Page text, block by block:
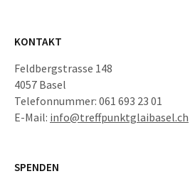
KONTAKT
Feldbergstrasse 148
4057 Basel
Telefonnummer: 061 693 23 01
E-Mail: info@treffpunktglaibasel.ch
SPENDEN